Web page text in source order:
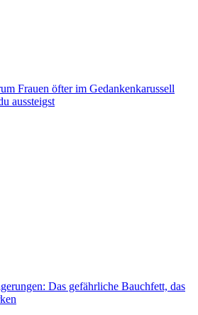
Frauen öfter im Gedankenkarussell
aussteigst
Das gefährliche Bauchfett, das